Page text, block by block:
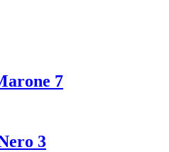
7
3